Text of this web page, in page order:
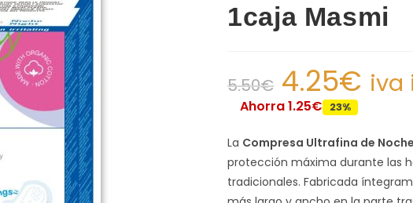
1caja Masmi
5.50€ 4.25€ iva
Ahorra 1.25€ 23%
La Compresa Ultrafina de
protección máxima durante las
tradicionales. Fabricada